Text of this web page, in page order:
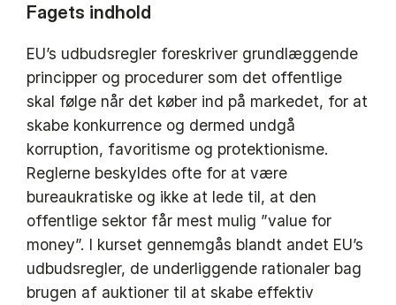
Fagets indhold
EU’s udbudsregler foreskriver grundlæggende
principper og procedurer som det offentlige
skal følge når det køber ind på markedet, for at
skabe konkurrence og dermed undgå
korruption, favoritisme og protektionisme.
Reglerne beskyldes ofte for at være
bureaukratiske og ikke at lede til, at den
offentlige sektor får mest mulig ”value for
money”. I kurset gennemgås blandt andet EU’s
udbudsregler, de underliggende rationaler bag
brugen af auktioner til at skabe effektiv